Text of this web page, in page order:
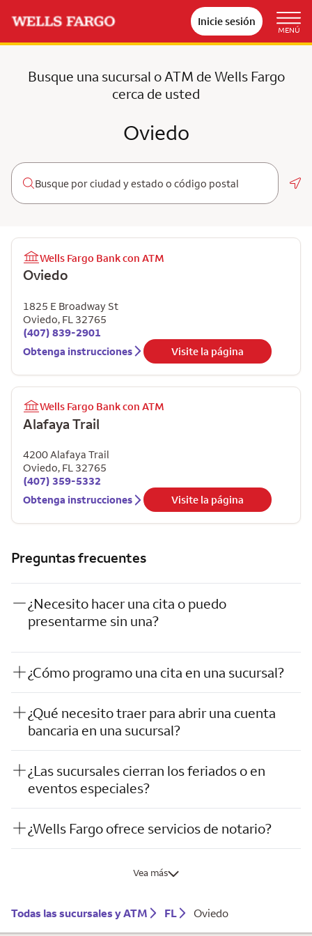
Inicie sesión
MENÚ
Busque una sucursal o ATM de Wells Fargo
cerca de usted
Oviedo
Wells Fargo Bank con ATM
Oviedo
1825 E Broadway St
Oviedo, FL 32765
(407) 839-2901
Obtenga instrucciones
Visite la página
Wells Fargo Bank con ATM
Alafaya Trail
4200 Alafaya Trail
Oviedo, FL 32765
(407) 359-5332
Obtenga instrucciones
Visite la página
Preguntas frecuentes
¿Necesito hacer una cita o puedo
presentarme sin una?
¿Cómo programo una cita en una sucursal?
¿Qué necesito traer para abrir una cuenta
bancaria en una sucursal?
¿Las sucursales cierran los feriados o en
eventos especiales?
¿Wells Fargo ofrece servicios de notario?
Vea más
Todas las sucursales y ATM FL Oviedo